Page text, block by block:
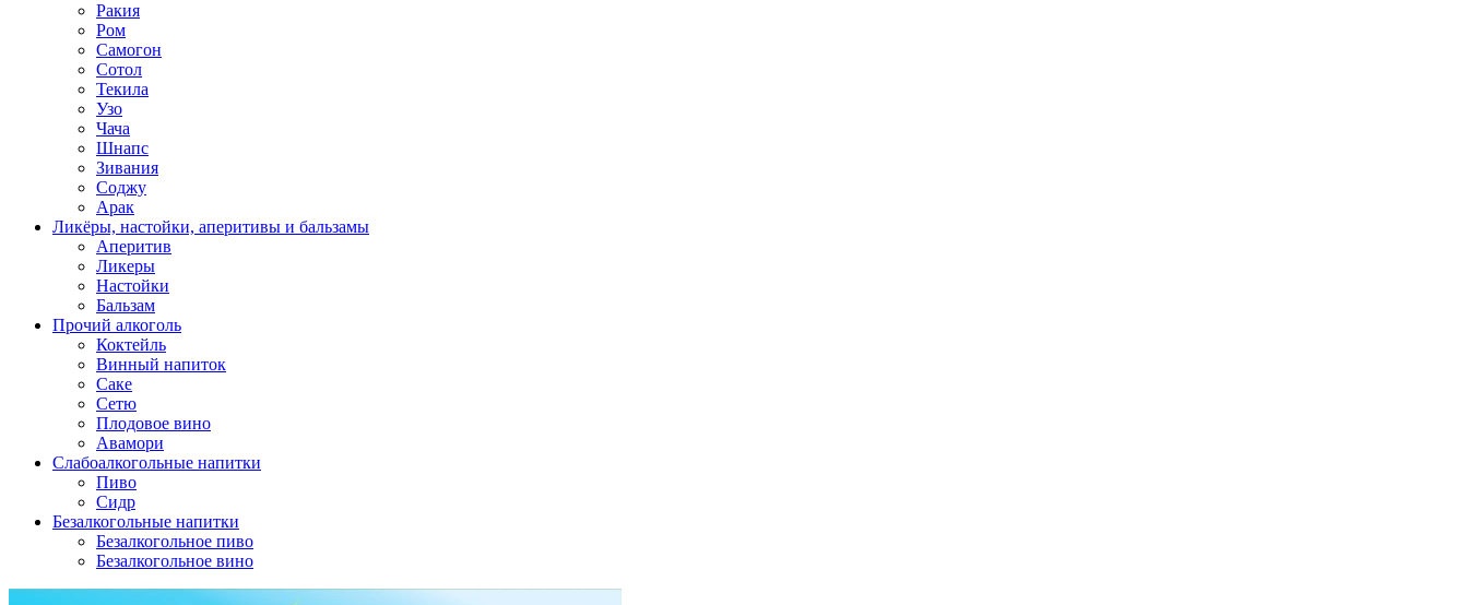
Ракия
Ром
Самогон
Сотол
Текила
Узо
Чача
Шнапс
Зивания
Соджу
Арак
Ликёры, настойки, аперитивы и бальзамы
Аперитив
Ликеры
Настойки
Бальзам
Прочий алкоголь
Коктейль
Винный напиток
Саке
Сетю
Плодовое вино
Авамори
Слабоалкогольные напитки
Пиво
Сидр
Безалкогольные напитки
Безалкогольное пиво
Безалкогольное вино